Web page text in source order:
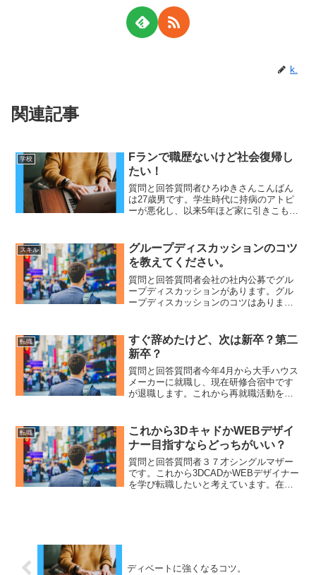
k.
関連記事
学校
Fランで職歴ないけど社会復帰し
たい！
質問と回答質問者ひろゆきさんこんばん
は27歳男です。学生時代に持病のアトピ
ーが悪化し、以来5年ほど家に引きこもっ
なしで空白期間が長いと就職するのは難
しいでしょうか。アル...
スキル
グループディスカッションのコツ
を教えてください。
質問と回答質問者会社の社内公募でグル
ープディスカッションがあります。グル
ープディスカッションのコツはあります
す。ひろゆき2ついける方法があって、ま
ず1つ目は、しょっぱ...
転職
すぐ辞めたけど、次は新卒？第二
新卒？
質問と回答質問者今年4月から大手ハウス
メーカーに就職し、現在研修合宿中です
が退職します。これから再就職活動をす
も第二新卒で就職活動した方が良いです
か？ひろゆきバレなきゃ...
転職
これから3DキャドかWEBデザイ
ナー目指すならどっちがいい？
質問と回答質問者３７才シングルマザー
です。これから3DCADかWEBデザイナー
を学び転職したいと考えています。在宅
ディベートに強くなるコツ。